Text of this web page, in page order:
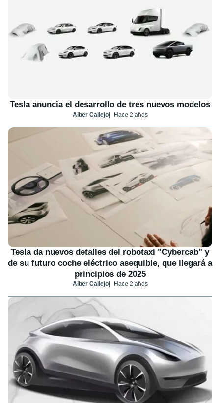
Tesla anuncia el desarrollo de tres nuevos modelos
Alber Callejo Hace 2 años
Tesla da nuevos detalles del robotaxi "Cybercab" y
de su futuro coche eléctrico asequible, que llegará a
principios de 2025
Alber Callejo Hace 2 años